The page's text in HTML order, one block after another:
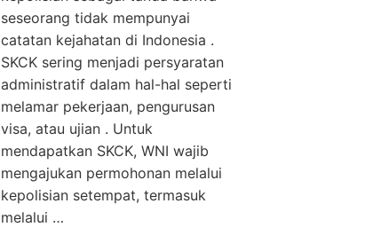
seseorang tidak mempunyai
catatan kejahatan di Indonesia .
SKCK sering menjadi persyaratan
administratif dalam hal-hal seperti
melamar pekerjaan, pengurusan
visa, atau ujian . Untuk
mendapatkan SKCK, WNI wajib
mengajukan permohonan melalui
kepolisian setempat, termasuk
melalui …